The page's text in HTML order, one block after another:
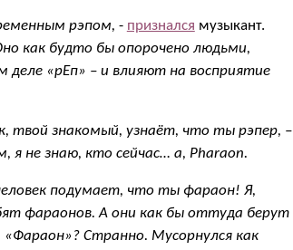
рэпом, - признался музыкант.
как будто бы опорочено людьми,
«рЕп» – и влияют на восприятие
твой знакомый, узнаёт, что ты рэпер, –
я не знаю, кто сейчас… а, Pharaon.
подумает, что ты фараон! Я,
фараонов. А они как бы оттуда берут
Странно. Мусорнулся как